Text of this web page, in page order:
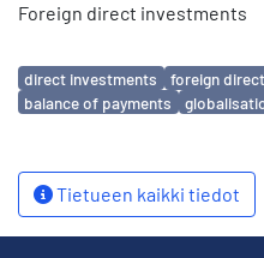
Foreign direct investments
Avainsanat
direct investments
foreign
balance of payments
Tietueen kaikki tiedot